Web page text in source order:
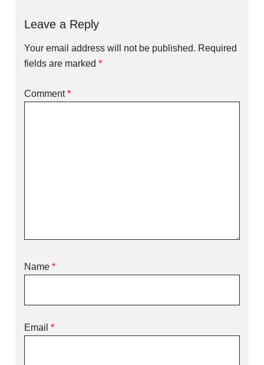
Leave a Reply
Your email address will not be published. Required
fields are marked*
Comment*
Name*
Email*